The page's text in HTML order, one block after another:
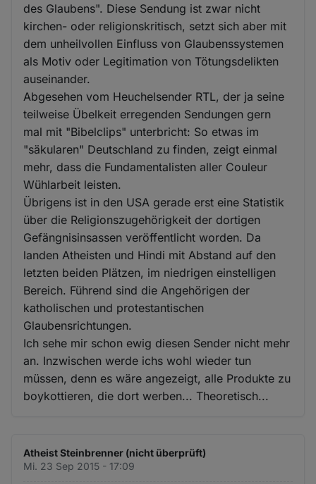
des Glaubens". Diese Sendung ist zwar nicht
kirchen- oder religionskritisch, setzt sich aber mit
dem unheilvollen Einfluss von Glaubenssystemen
als Motiv oder Legitimation von Tötungsdelikten
auseinander.
Abgesehen vom Heuchelsender RTL, der ja seine
teilweise Übelkeit erregenden Sendungen gern
mal mit "Bibelclips" unterbricht: So etwas im
"säkularen" Deutschland zu finden, zeigt einmal
mehr, dass die Fundamentalisten aller Couleur
Wühlarbeit leisten.
Übrigens ist in den USA gerade erst eine Statistik
über die Religionszugehörigkeit der dortigen
Gefängnisinsassen veröffentlicht worden. Da
landen Atheisten und Hindi mit Abstand auf den
letzten beiden Plätzen, im niedrigen einstelligen
Bereich. Führend sind die Angehörigen der
katholischen und protestantischen
Glaubensrichtungen.
Ich sehe mir schon ewig diesen Sender nicht mehr
an. Inzwischen werde ichs wohl wieder tun
müssen, denn es wäre angezeigt, alle Produkte zu
boykottieren, die dort werben... Theoretisch...
Atheist Steinbrenner (nicht überprüft)
Mi. 23 Sep 2015 - 17:09